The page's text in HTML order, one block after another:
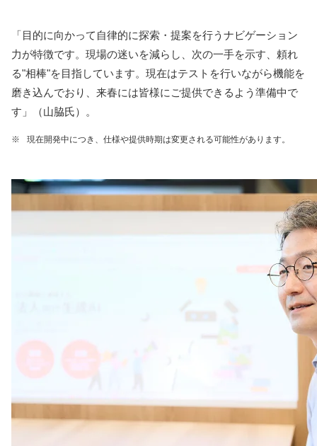
「目的に向かって自律的に探索・提案を行うナビゲーション
力が特徴です。現場の迷いを減らし、次の一手を示す、頼れ
る"相棒"を目指しています。現在はテストを行いながら機能を
磨き込んでおり、来春には皆様にご提供できるよう準備中で
す」（山脇氏）。
※ 現在開発中につき、仕様や提供時期は変更される可能性があります。